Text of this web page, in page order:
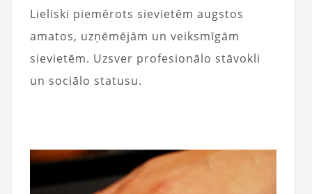
Lieliski piemērots sievietēm augstos
amatos, uzņēmējām un veiksmīgām
sievietēm. Uzsver profesionālo stāvokli
un sociālo statusu.